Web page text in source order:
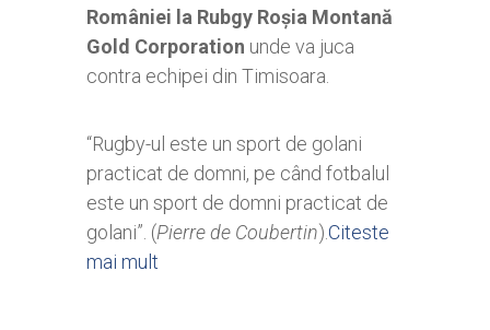
României la Rubgy Roșia Montană
Gold Corporation unde va juca
contra echipei din Timisoara.
“Rugby-ul este un sport de golani
practicat de domni, pe când fotbalul
este un sport de domni practicat de
golani”. (Pierre de Coubertin).Citeste
mai mult